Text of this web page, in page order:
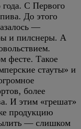
С Первого
До этого
—
и пилснеры. А
фесте. Такое
стауты» и
более
И этим «грешат»
продукцию
— слишком